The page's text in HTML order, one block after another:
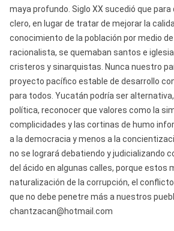
maya profundo. Siglo XX sucedió que para
clero, en lugar de tratar de mejorar la
conocimiento de la población por medio
racionalista, se quemaban santos e
cristeros y sinarquistas. Nunca nuestro
proyecto pacífico estable de desarrollo
para todos. Yucatán podría ser
política, reconocer que valores como la
complicidades y las cortinas de humo
a la democracia y menos a la
no se logrará debatiendo y judicializando
del ácido en algunas calles, porque estos
naturalización de la corrupción, el
que no debe penetre más a nuestros
chantzacan@hotmail.com